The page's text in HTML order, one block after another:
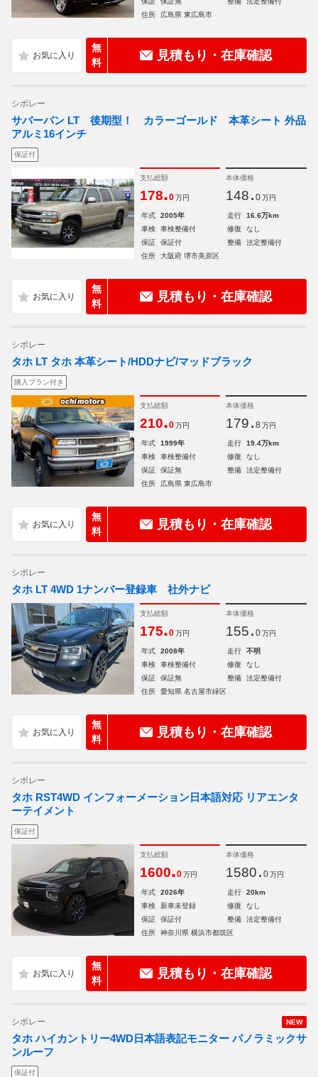
住所
広島県 東広島市
無
料
見積もり・在庫確認
シボレー
サバーバン LT 後期型！ カラーゴールド 本革シート 外品
アルミ16インチ
保証付
支払総額
178.0 万円
本体価格
148. 0 万円
年式 2005年 走行
16.6万km
車検
車検整備付 修復
なし
保証
保証付 整備
法定整備付
住所
大阪府 堺市美原区
無
料
見積もり・在庫確認
シボレー
タホ LT タホ 本革シート/HDDナビ/マッドブラック
購入プラン付き
支払総額
210.0 万円
本体価格
179. 8 万円
年式 1999年 走行
19.4万km
車検
車検整備付 修復
なし
保証
保証無 整備
法定整備付
住所
広島県 東広島市
無
料
見積もり・在庫確認
シボレー
タホ LT 4WD 1ナンバー登録車 社外ナビ
支払総額
175.0 万円
本体価格
155. 0 万円
年式 2008年 走行
不明
車検
車検整備付 修復
なし
保証
保証無 整備
法定整備付
住所
愛知県 名古屋市緑区
無
料
見積もり・在庫確認
シボレー
タホ RST4WD インフォーメーション日本語対応 リアエンタ
ーテイメント
保証付
支払総額
1600.0 万円
本体価格
1580. 0 万円
年式 2026年 走行
20km
車検
新車未登録 修復
なし
保証
保証付 整備
法定整備付
住所
神奈川県 横浜市都筑区
無
料
見積もり・在庫確認
NEW
シボレー
タホ ハイカントリー4WD日本語表記モニター パノラミックサ
ンルーフ
保証付